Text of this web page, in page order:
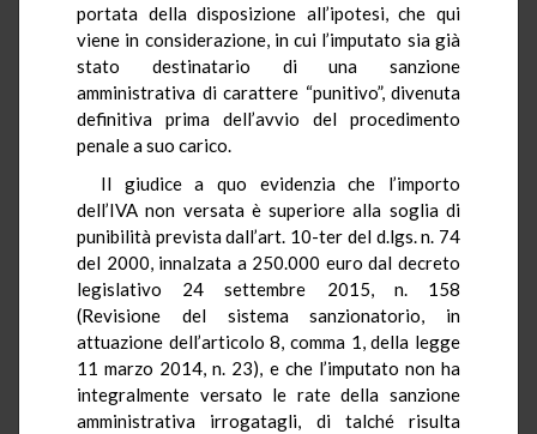
portata della disposizione all’ipotesi, che qui
viene in considerazione, in cui l’imputato sia già
stato destinatario di una sanzione
amministrativa di carattere “punitivo”, divenuta
definitiva prima dell’avvio del procedimento
penale a suo carico.
Il giudice a quo evidenzia che l’importo
dell’IVA non versata è superiore alla soglia di
punibilità prevista dall’art. 10-ter del d.lgs. n. 74
del 2000, innalzata a 250.000 euro dal decreto
legislativo 24 settembre 2015, n. 158
(Revisione del sistema sanzionatorio, in
attuazione dell’articolo 8, comma 1, della legge
11 marzo 2014, n. 23), e che l’imputato non ha
integralmente versato le rate della sanzione
amministrativa irrogatagli, di talché risulta